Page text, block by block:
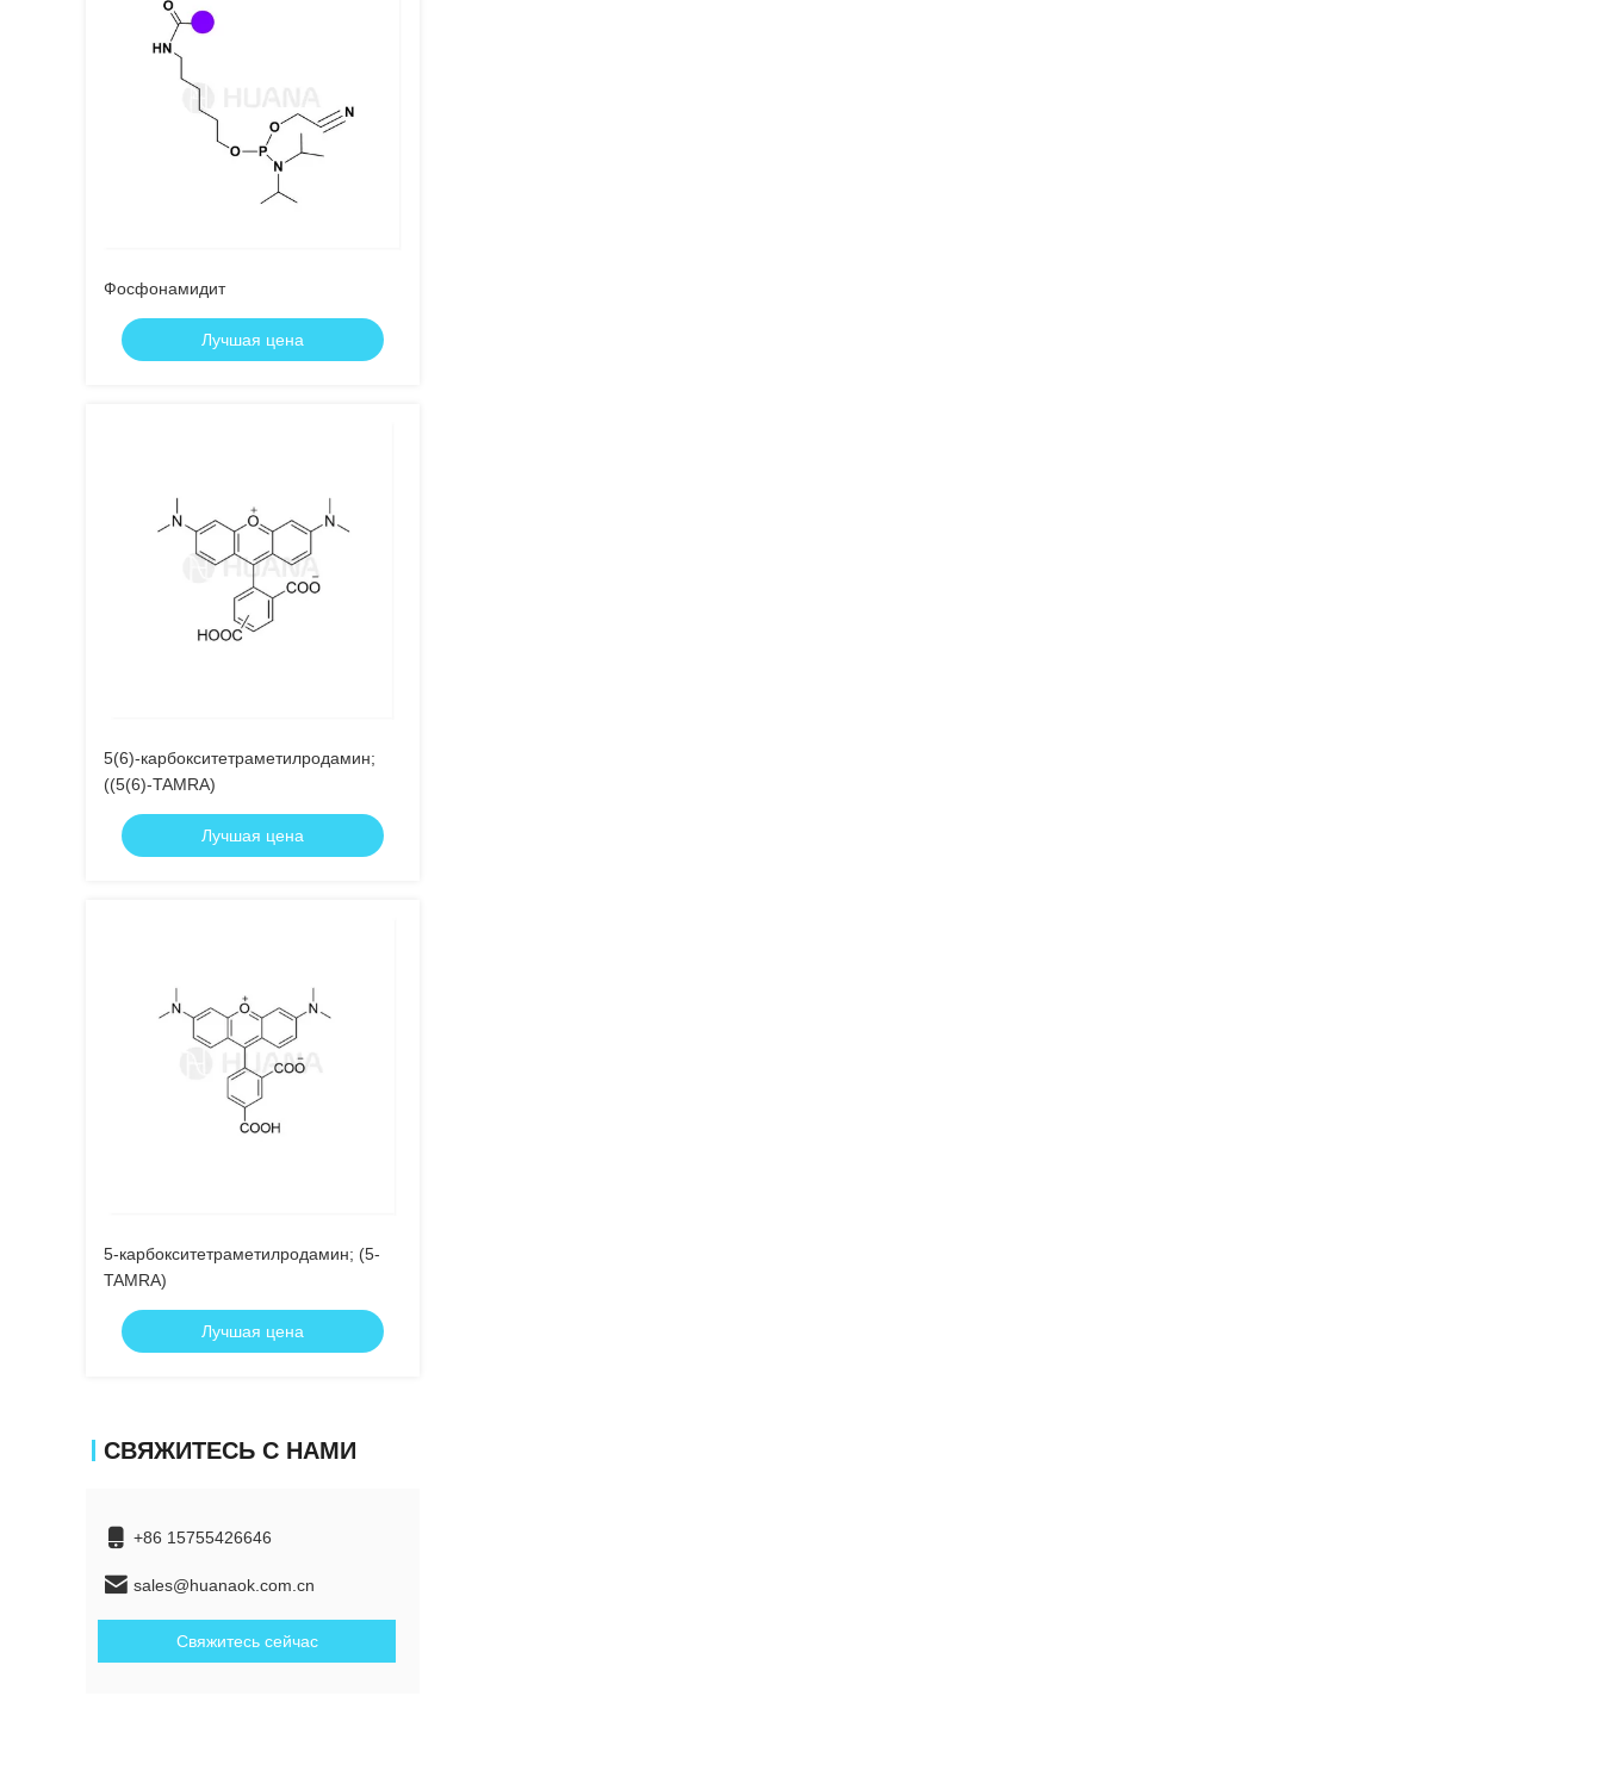
Фосфонамидит
Лучшая цена
5(6)-карбокситетраметилродамин;
((5(6)-TAMRA)
Лучшая цена
5-карбокситетраметилродамин; (5-
TAMRA)
Лучшая цена
СВЯЖИТЕСЬ С НАМИ
+86 15755426646
sales@huanaok.com.cn
Свяжитесь сейчас